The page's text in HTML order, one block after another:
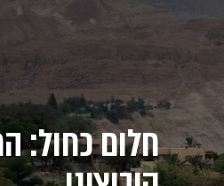
חלום כחול: